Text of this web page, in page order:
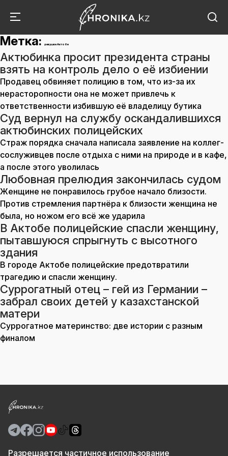
Метка: девушки Актобе
Актюбинка просит президента страны
взять на контроль дело о её избиении
Продавец обвиняет полицию в том, что из-за их
нерасторопности она не может привлечь к
ответственности избившую её владелицу бутика
Суд вернул на службу оскандалившихся
актюбинских полицейских
Страж порядка сначала написала заявление на коллег-
сослуживцев после отдыха с ними на природе и в кафе,
а после этого уволилась
Любовная прелюдия закончилась судом
Женщине не понравилось грубое начало близости.
Против стремления партнёра к близости женщина не
была, но ножом его всё же ударила
В Актобе полицейские спасли женщину,
пытавшуюся спрыгнуть с высотного
здания
В городе Актобе полицейские предотвратили
трагедию и спасли женщину.
Суррогатный отец – гей из Германии –
забрал своих детей у казахстанской
матери
Суррогатное материнство: две истории с разным
финалом
Разрешается частичное использование